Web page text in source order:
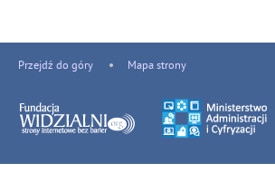
Przejdź do góry Mapa strony